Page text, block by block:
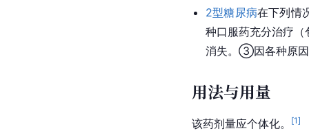
2型糖尿病在下列情
种口服药充分治疗
消失。③因各种原因
用法与用量
该药剂量应个体化。 [1]